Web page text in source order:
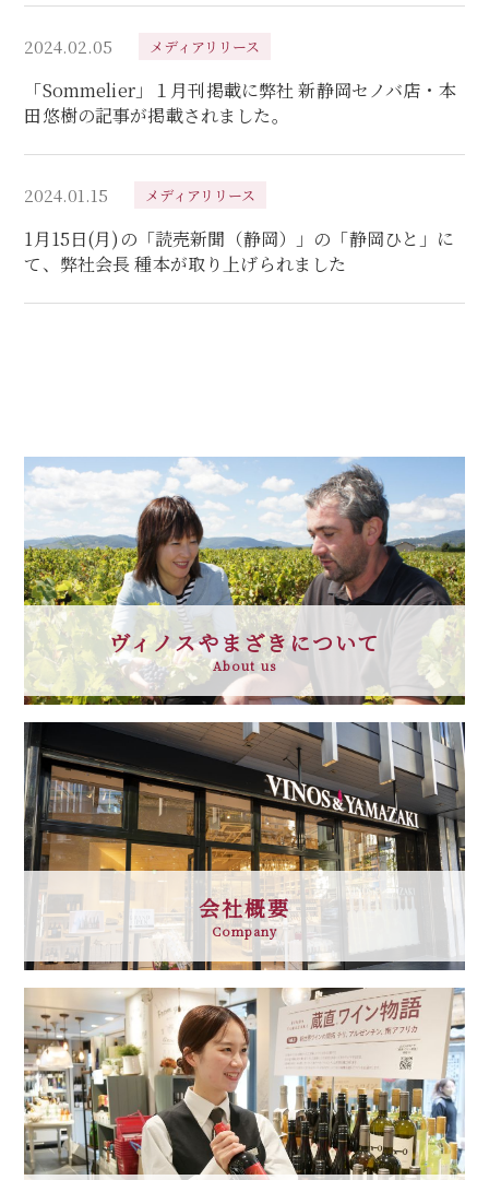
2024.02.05 メディアリリース
「Sommelier」１月刊掲載に弊社 新静岡セノバ店・本
田悠樹の記事が掲載されました。
2024.01.15 メディアリリース
1月15日(月)の「読売新聞（静岡）」の「静岡ひと」に
て、弊社会長 種本が取り上げられました
ヴィノスやまざきについて
About us
会社概要
Company